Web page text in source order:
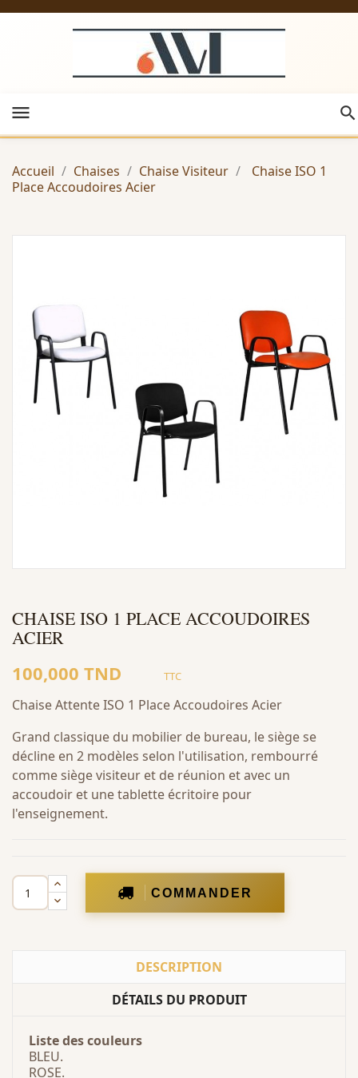
menu
Accueil Chaises Chaise Visiteur
Chaise ISO 1
Place Accoudoires Acier
CHAISE ISO 1 PLACE ACCOUDOIRES
ACIER
100,000 TND TTC
Chaise Attente ISO 1 Place Accoudoires Acier
Grand classique du mobilier de bureau, le siège se
décline en 2 modèles selon l'utilisation, rembourré
comme siège visiteur et de réunion et avec un
accoudoir et une tablette écritoire pour
l'enseignement.
COMMANDER
DESCRIPTION
DÉTAILS DU PRODUIT
Liste descouleurs
BLEU.
ROSE.